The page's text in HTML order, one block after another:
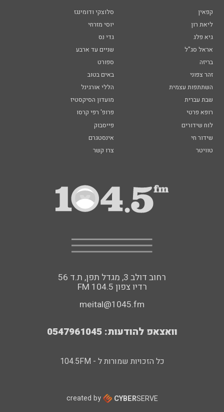
קפאין
סלוצקי ודומינגז
ליאת רון
יוסי מזרחי
גיא פלג
גדי נס
אראל סג"ל
שניים עד ארבע
בריזה
ספורט
זהר צפוני
באים בטוב
השתתפות עצמית
הללי אורגינל
שבת עברית
מועדון הסיקסטיז
רופא פרטי
פרופ' רפי קרסו
לוח שידורים
פייסבוק
שידור חי
אינסטגרם
טוויטר
צרו קשר
רחוב דולב 3, מגדל תפן, ת.ד 56
FM רדיו צפון 104.5
meital@1045.fm
וואצאפ להודעות: 0547961045
כל הזכויות שמורות ל - 104.5FM
created by CYBERSERVE